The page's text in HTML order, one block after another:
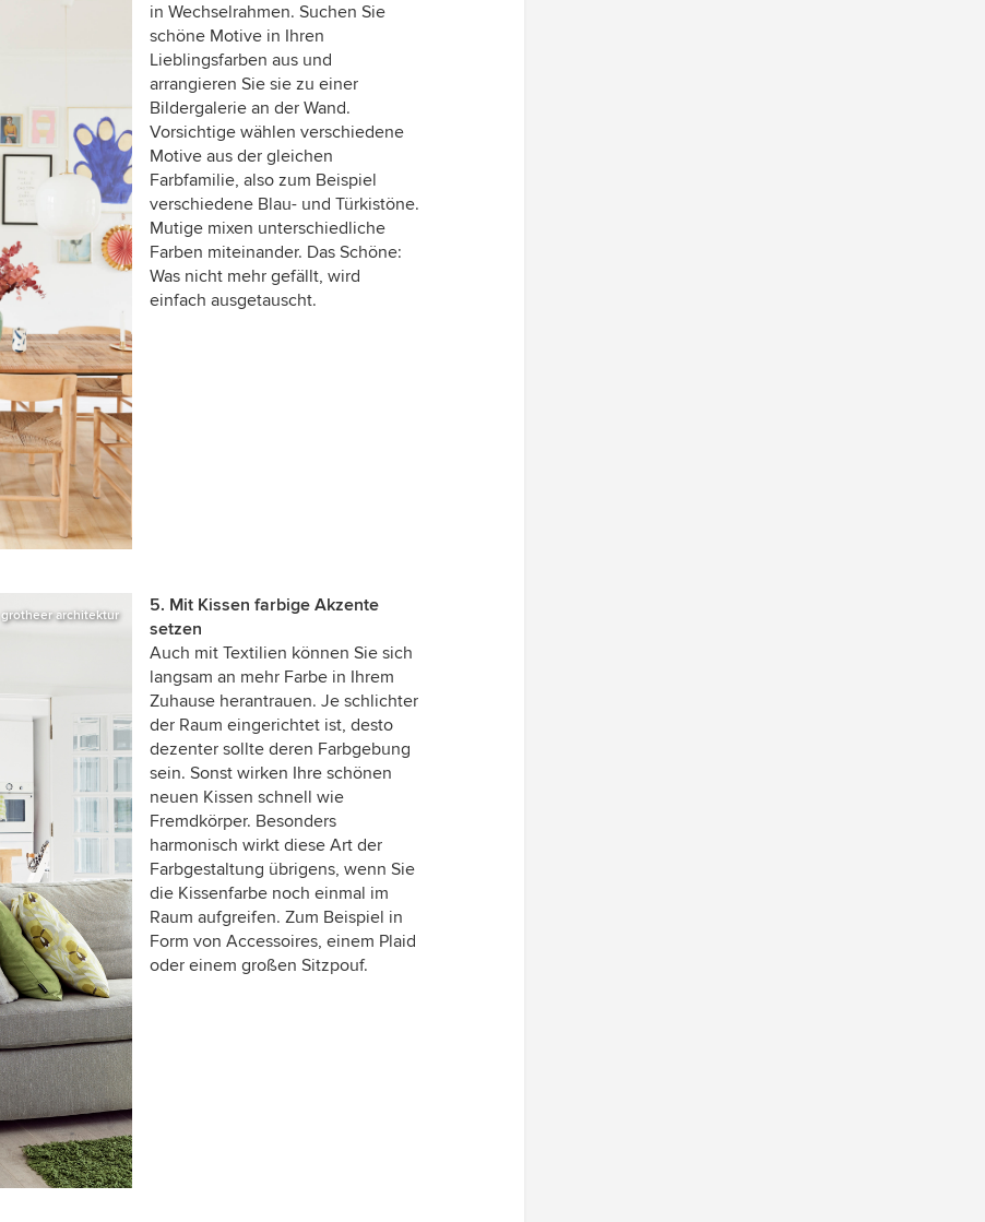
in Wechselrahmen. Suchen Sie
schöne Motive in Ihren
Lieblingsfarben aus und
arrangieren Sie sie zu einer
Bildergalerie an der Wand.
Vorsichtige wählen verschiedene
Motive aus der gleichen
Farbfamilie, also zum Beispiel
verschiedene Blau- und Türkistöne.
Mutige mixen unterschiedliche
Farben miteinander. Das Schöne:
Was nicht mehr gefällt, wird
einfach ausgetauscht.
grotheer architektur
5. Mit Kissen farbige Akzente
setzen
Auch mit Textilien können Sie sich
langsam an mehr Farbe in Ihrem
Zuhause herantrauen. Je schlichter
der Raum eingerichtet ist, desto
dezenter sollte deren Farbgebung
sein. Sonst wirken Ihre schönen
neuen Kissen schnell wie
Fremdkörper. Besonders
harmonisch wirkt diese Art der
Farbgestaltung übrigens, wenn Sie
die Kissenfarbe noch einmal im
Raum aufgreifen. Zum Beispiel in
Form von Accessoires, einem Plaid
oder einem großen Sitzpouf.